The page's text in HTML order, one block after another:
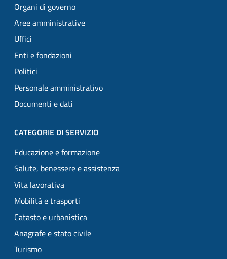
Organi di governo
Aree amministrative
Uffici
Enti e fondazioni
Politici
Personale amministrativo
Documenti e dati
CATEGORIE DI SERVIZIO
Educazione e formazione
Salute, benessere e assistenza
Vita lavorativa
Mobilità e trasporti
Catasto e urbanistica
Anagrafe e stato civile
Turismo